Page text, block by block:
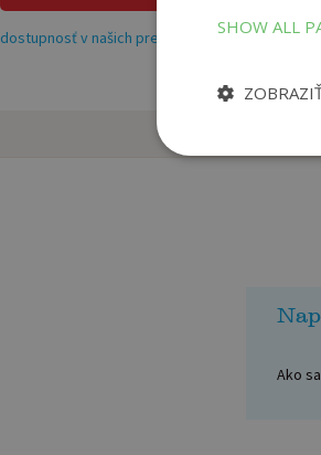
dostupnosť v našich predajniach
Ako
SHOW ALL